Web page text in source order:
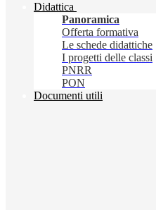
Didattica
Panoramica
Offerta formativa
Le schede didattiche
I progetti delle classi
PNRR
PON
Documenti utili